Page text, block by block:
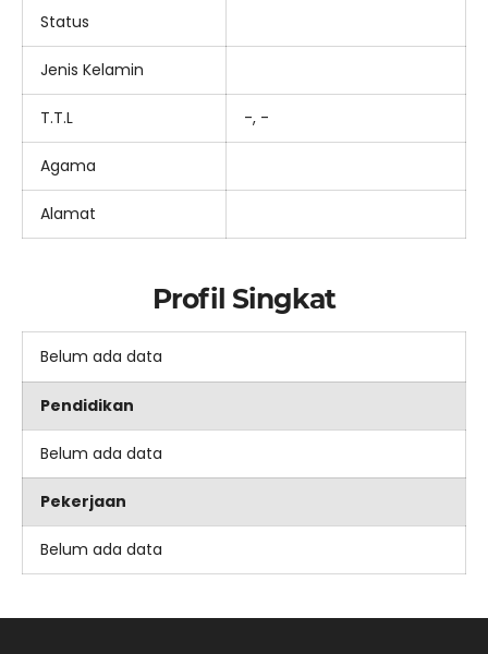
Status
Jenis Kelamin
T.T.L -, -
Agama
Alamat
Profil Singkat
Belum ada data
Pendidikan
Belum ada data
Pekerjaan
Belum ada data